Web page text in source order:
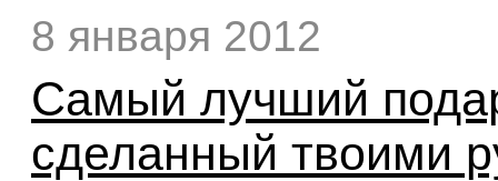
8 января 2012
Самый лучший
сделанный твоими